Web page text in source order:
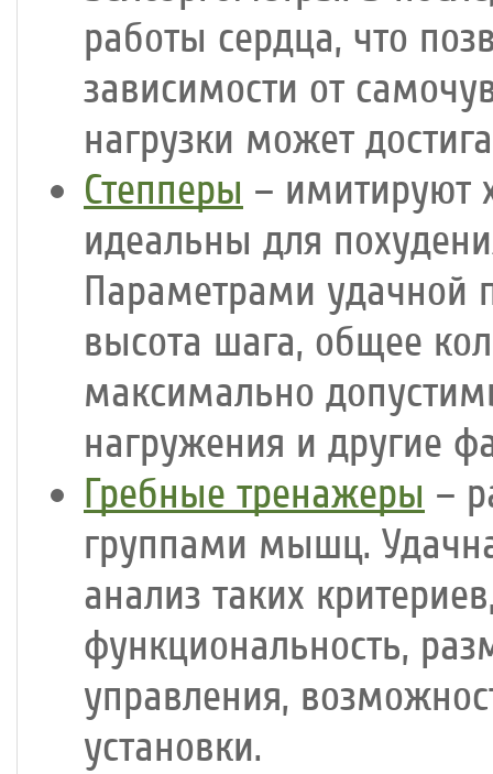
работы сердца, что
зависимости от
нагрузки может
Степперы – имитируют
идеальны для
Параметрами удачной
высота шага, общее
максимально
нагружения и другие
Гребные тренажеры –
группами мышц.
анализ таких
функциональность,
управления,
установки.